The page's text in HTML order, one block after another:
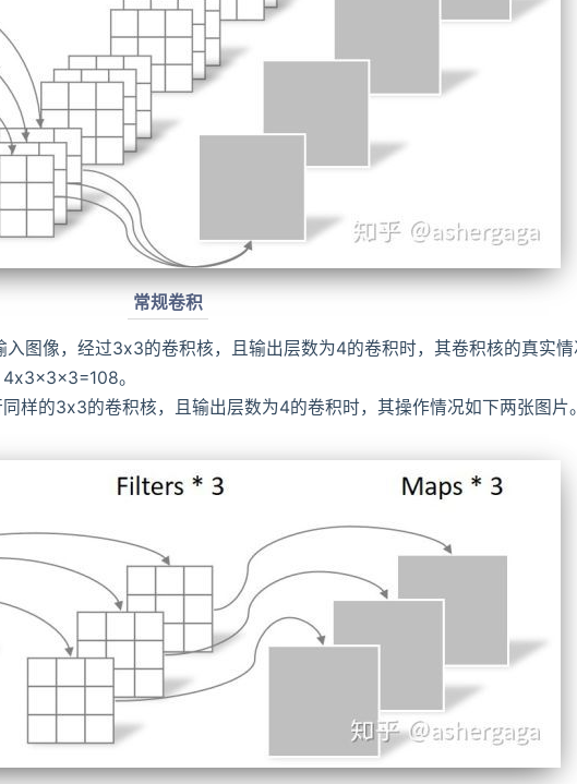
常规卷积
图像，经过3x3的卷积核，且输出层数为4的卷积时，其卷积核的真实
。
样的3x3的卷积核，且输出层数为4的卷积时，其操作情况如下两张图片